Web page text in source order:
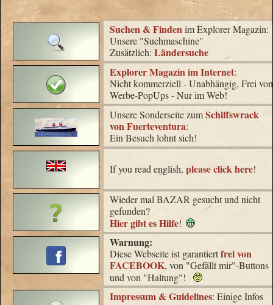
Suchen & Findenim Explorer Magazin:
Unsere "Suchmaschine"
Zusätzlich: Ländersuche
Explorer Magazin im Internet:
Nicht kommerziell - Unabhängig, Frei von
Werbe-PopUps - Nur im Web!
Unsere Sonderseite zumSchiffswrack
von Fuerteventura:
Ein Besuch lohnt sich!
If you read english, please click here!
Wieder mal BAZAR gesucht und nicht
gefunden?
Hier gibt es Hilfe!
Warnung:
Diese Webseite ist garantiertfrei von
FACEBOOK, von "Gefällt mir"-Buttons
und von "Haltung"!
Impressum & Guidelines: Einige Infos